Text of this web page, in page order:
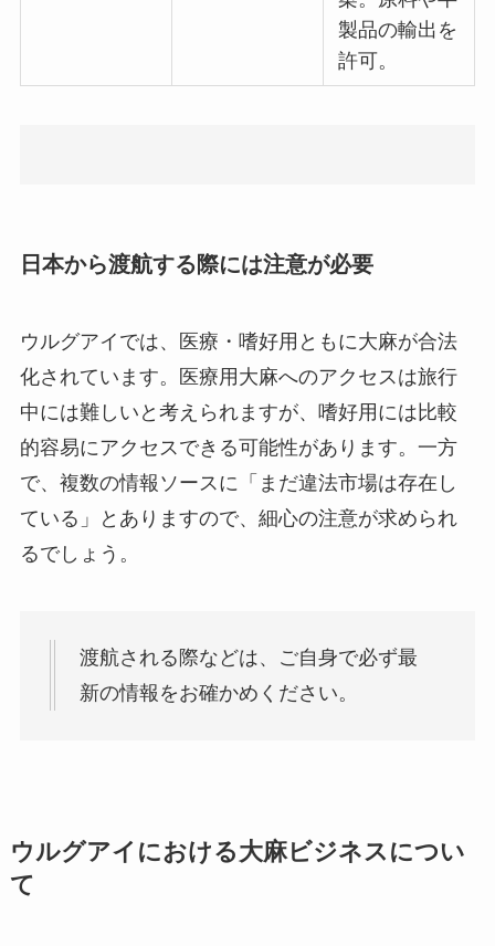
製品の輸出を
許可。
日本から渡航する際には注意が必要
ウルグアイでは、医療・嗜好用ともに大麻が合法
化されています。医療用大麻へのアクセスは旅行
中には難しいと考えられますが、嗜好用には比較
的容易にアクセスできる可能性があります。一方
で、複数の情報ソースに「まだ違法市場は存在し
ている」とありますので、細心の注意が求められ
るでしょう。
渡航される際などは、ご自身で必ず最
新の情報をお確かめください。
ウルグアイにおける大麻ビジネスについ
て